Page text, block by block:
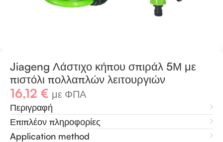
Jiageng Λάστιχο κήπου σπιράλ 5Μ με
πιστόλι πολλαπλών λειτουργιών
16,12 € με ΦΠΑ
Περιγραφή
Επιπλέον πληροφορίες
Application method